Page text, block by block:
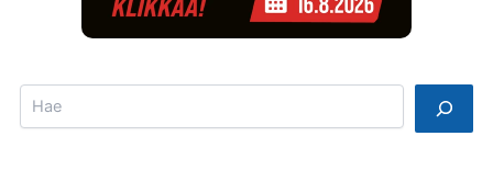
Search